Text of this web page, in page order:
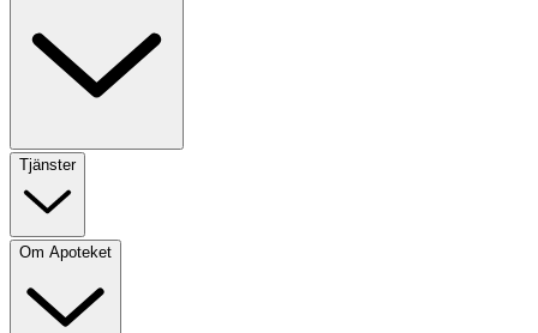
Tjänster
Om Apoteket